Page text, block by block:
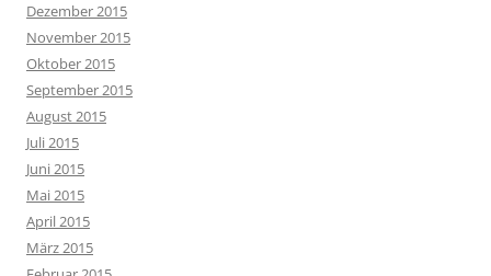
Dezember 2015
November 2015
Oktober 2015
September 2015
August 2015
Juli 2015
Juni 2015
Mai 2015
April 2015
März 2015